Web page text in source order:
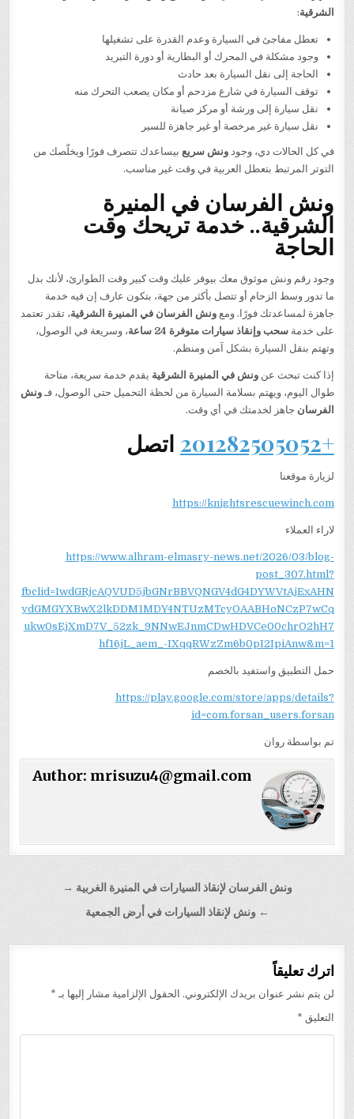
الشرقية:
تعطل مفاجئ في السيارة وعدم القدرة على تشغيلها
وجود مشكلة في المحرك أو البطارية أو دورة التبريد
الحاجة إلى نقل السيارة بعد حادث
توقف السيارة في شارع مزدحم أو مكان يصعب التحرك منه
نقل سيارة إلى ورشة أو مركز صيانة
نقل سيارة غير مرخصة أو غير جاهزة للسير
في كل الحالات دي، وجودونش سريع بيساعدك تتصرف فورًا ويخلّصك من
التوتر المرتبط بتعطل العربية في وقت غير مناسب.
ونش الفرسان في المنيرة
الشرقية.. خدمة تريحك وقت
الحاجة
وجود رقم ونش موثوق معك بيوفر عليك وقت كبير وقت الطوارئ، لأنك بدل
ما تدور وسط الزحام أو تتصل بأكثر من جهة، بتكون عارف إن فيه خدمة
جاهزة لمساعدتك فورًا. ومعونش الفرسان في المنيرة الشرقية، تقدر تعتمد
على خدمةسحب وإنقاذ سيارات متوفرة 24 ساعة
، وسريعة في الوصول،
وتهتم بنقل السيارة بشكل آمن ومنظم.
إذا كنت تبحث عنونش في المنيرة الشرقية يقدم خدمة سريعة، متاحة
طوال اليوم، ويهتم بسلامة السيارة من لحظة التحميل حتى الوصول، فـونش
الفرسان جاهز لخدمتك في أي وقت.
+201282505052 اتصل
لزيارة موقعنا
https://knightsrescuewinch.com
لاراء العملاء
https://www.alhram-elmasry-news.net/2026/03/blog-
post_307.html?
fbclid=IwdGRjcAQVUD5jbGNrBBVQNGV4dG4DYWVtAjExAHN
ydGMGYXBwX2lkDDM1MDY4NTUzMTcyOAABHoNCzP7wCq
ukw0sEjXmD7V_52zk_9NNwEJnmCDwHDVCe00chrO2hH7
hf16jL_aem_-IXqqRWzZm6b0pI2IpiAnw&m=1
حمل التطبيق واستفيد بالخصم
https://play.google.com/store/apps/details?
id=com.forsan_users.forsan
تم بواسطة روان
Author: mrisuzu4@gmail.com
ونش الفرسان لإنقاذ السيارات في المنيرة الغربية →
← ونش لإنقاذ السيارات في أرض الجمعية
اترك تعليقاً
لن يتم نشر عنوان بريدك الإلكتروني. الحقول الإلزامية مشار إليها بـ *
التعليق *